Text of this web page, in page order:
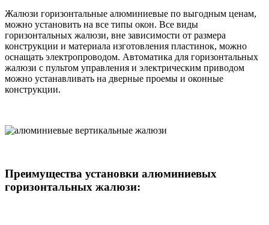
Жалюзи горизонтальные алюминиевые по выгодным ценам,
можно установить на все типы окон. Все виды
горизонтальных жалюзи, вне зависимости от размера
конструкции и материала изготовления пластинок, можно
оснащать электропроводом. Автоматика для горизонтальных
жалюзи с пультом управления и электрическим приводом
можно устанавливать на дверные проемы и оконные
конструкции.
Преимущества установки алюминиевых
горизонтальных жалюзи: